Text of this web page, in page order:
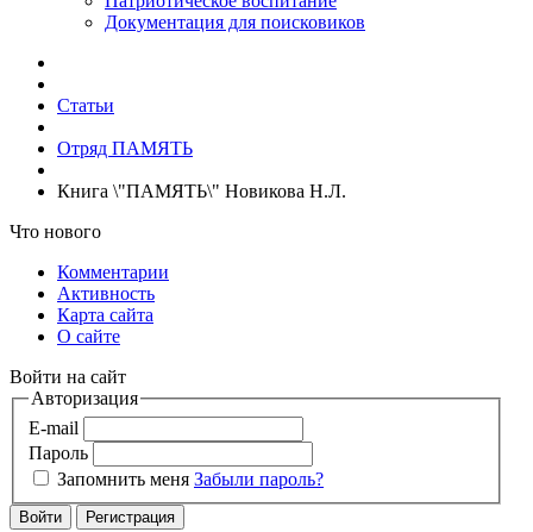
Документация для поисковиков
Статьи
Отряд ПАМЯТЬ
Книга \"ПАМЯТЬ\" Новикова Н.Л.
Что нового
Комментарии
Активность
Карта сайта
О сайте
Войти на сайт
Авторизация
E-mail
Пароль
Запомнить меня Забыли пароль?
Войти Регистрация